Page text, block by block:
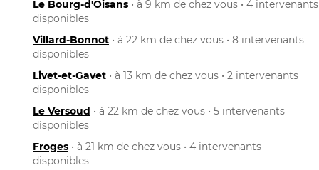
Le Bourg-d'Oisans • à 9 km de chez vous • 4 intervenants
disponibles
Villard-Bonnot • à 22 km de chez vous • 8 intervenants
disponibles
Livet-et-Gavet • à 13 km de chez vous • 2 intervenants
disponibles
Le Versoud • à 22 km de chez vous • 5 intervenants
disponibles
Froges • à 21 km de chez vous • 4 intervenants
disponibles